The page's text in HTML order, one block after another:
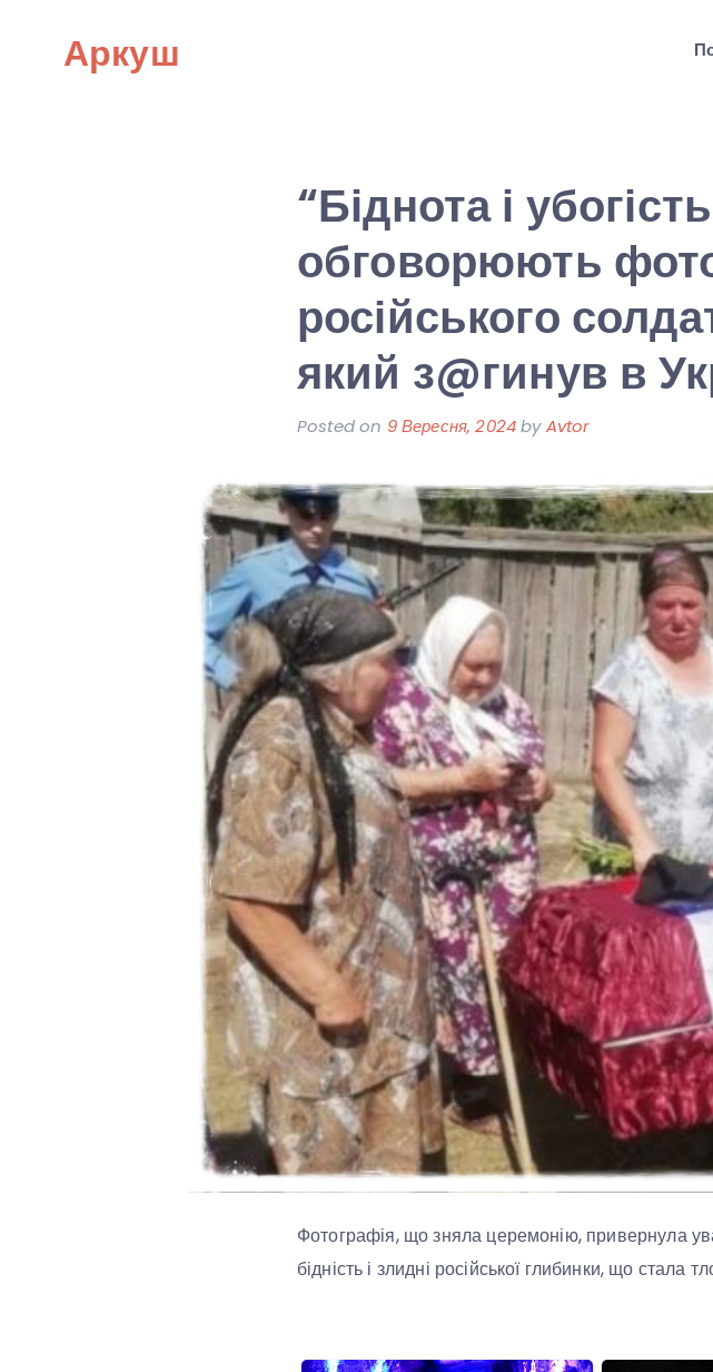
Аркуш
“Біднота і
обговорюють
російського
який з@гинув в
Posted on 9 Вересня, 2024byAvtor
Фотографія, що зняла церемонію, привернула
бідність і злидні російської глибинки, що стала